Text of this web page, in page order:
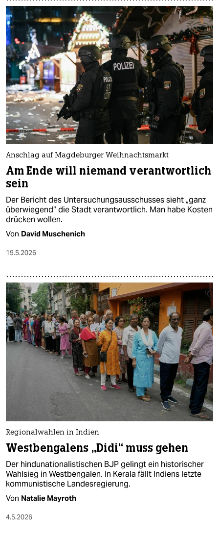
Anschlag auf Magdeburger Weihnachtsmarkt
Am Ende will niemand verantwortlich
sein
Der Bericht des Untersuchungsausschusses sieht „ganz
überwiegend“ die Stadt verantwortlich. Man habe Kosten
drücken wollen.
Von David Muschenich
19.5.2026
Regionalwahlen in Indien
Westbengalens „Didi“ muss gehen
Der hindunationalistischen BJP gelingt ein historischer
Wahlsieg in Westbengalen. In Kerala fällt Indiens letzte
kommunistische Landesregierung.
Von Natalie Mayroth
4.5.2026